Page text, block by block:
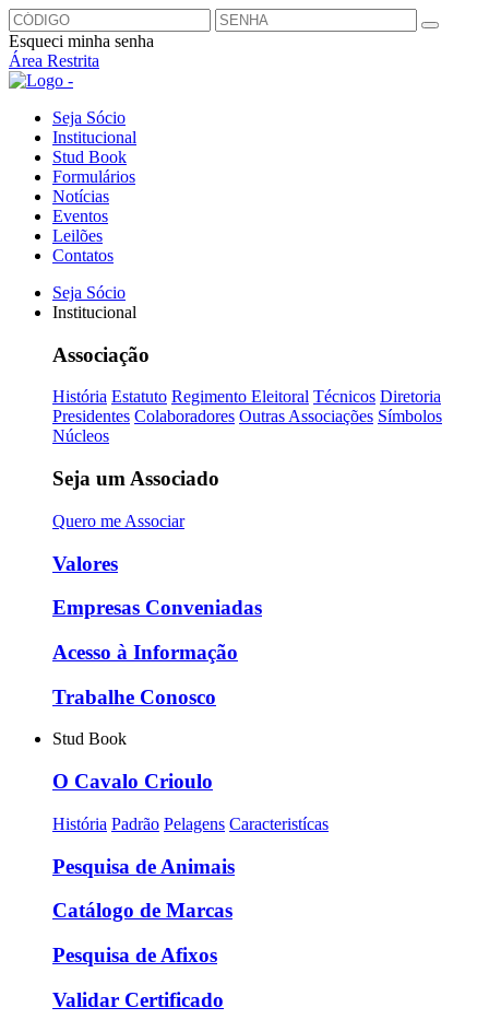
Esqueci minha senha
Área Restrita
Seja Sócio
Institucional
Stud Book
Formulários
Notícias
Eventos
Leilões
Contatos
Seja Sócio
Institucional
Associação
História Estatuto Regimento Eleitoral Técnicos Diretoria
Presidentes Colaboradores Outras Associações Símbolos
Núcleos
Seja um Associado
Quero me Associar
Valores
Empresas Conveniadas
Acesso à Informação
Trabalhe Conosco
Stud Book
O Cavalo Crioulo
História Padrão Pelagens Caracteristícas
Pesquisa de Animais
Catálogo de Marcas
Pesquisa de Afixos
Validar Certificado